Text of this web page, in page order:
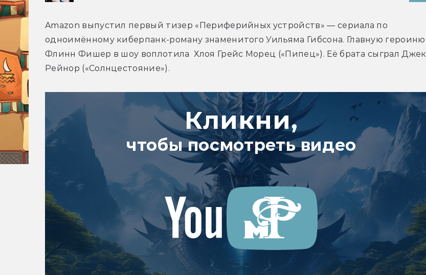
Amazon выпустил первый тизер «Периферийных устройств» — сериала по
одноимённому киберпанк-роману знаменитого Уильяма Гибсона. Главную героиню
Флинн Фишер в шоу воплотила  Хлоя Грейс Морец («Пипец»). Её брата сыграл Джек
Рейнор («Солнцестояние»).
Кликни,
чтобы посмотреть видео